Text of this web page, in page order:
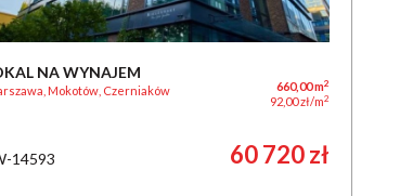
NA WYNAJEM
Mokotów, Czerniaków 660,00 m2
92,00 zł/m2
14593 60 720 zł